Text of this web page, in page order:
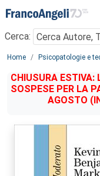
Menu
Cerca:
Main content
Home Psicopatologie e
CHIUSURA ESTIVA:
SOSPESE PER LA
AGOSTO